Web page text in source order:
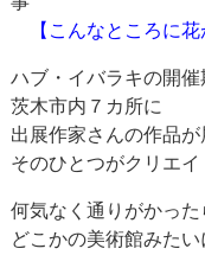
【こんなところに
ハブ・イバラキの開催
茨木市内７カ所に
出展作家さんの作品が
そのひとつがクリエイ
何気なく通りがかった
どこかの美術館みた